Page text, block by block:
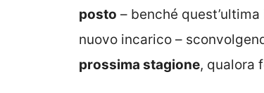
posto – benché
nuovo incarico –
prossima stagione, qualora